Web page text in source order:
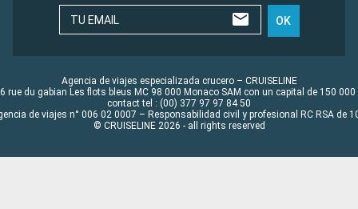
TU EMAIL OK
Agencia de viajes especializada crucero – CRUISELINE
rue du gabian Les flots bleus MC 98 000 Monaco SAM con un capital de 150 000
contact tel : (00) 377 97 97 84 50
de viajes n° 006 02 0007 – Responsabilidad civil y profesional RC RSA de
© CRUISELINE 2026 - all rights reserved